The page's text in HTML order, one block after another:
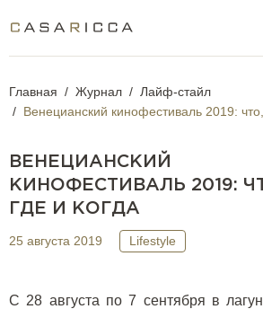
Главная Журнал
Лайф-стайл
Венецианский кинофестиваль 2019: что,
ВЕНЕЦИАНСКИЙ
КИНОФЕСТИВАЛЬ 2019:
ГДЕ И КОГДА
25 августа 2019 Lifestyle
С 28 августа по 7 сентября в